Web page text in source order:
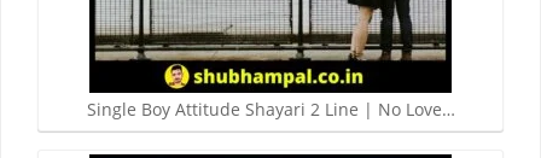
Single Boy Attitude Shayari 2 Line | No Love…